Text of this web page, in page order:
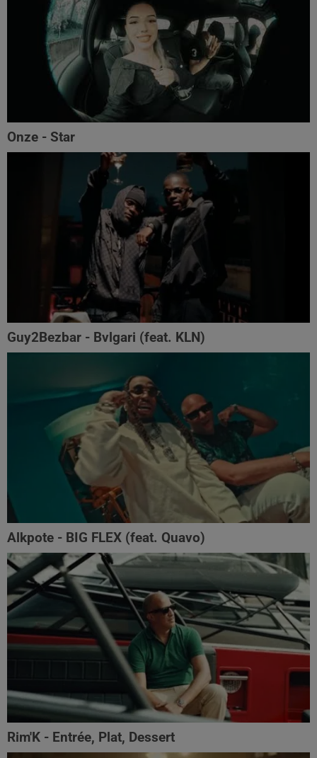
Onze - Star
Guy2Bezbar - Bvlgari (feat. KLN)
Alkpote - BIG FLEX (feat. Quavo)
Rim'K - Entrée, Plat, Dessert